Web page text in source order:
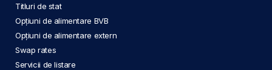
Titluri de stat
Opțiuni de alimentare BVB
Opțiuni de alimentare extern
Swap rates
Servicii de listare